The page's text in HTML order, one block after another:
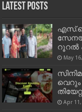
Latest Posts
റൂറൽ
May
വെറും
Apr